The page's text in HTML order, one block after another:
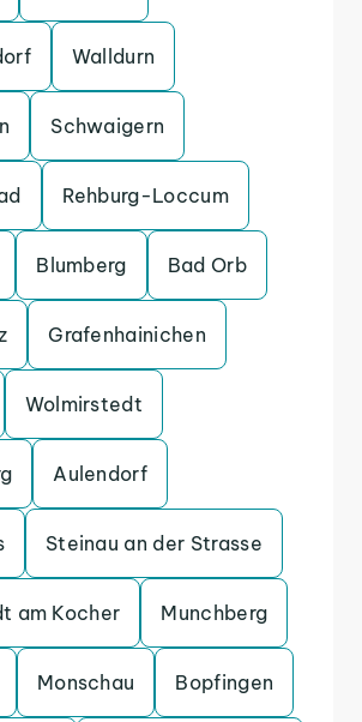
Walldurn
Schwaigern
Rehburg-Loccum
Blumberg Bad Orb
Grafenhainichen
Wolmirstedt
Aulendorf
Steinau an der Strasse
am Kocher Munchberg
Monschau Bopfingen